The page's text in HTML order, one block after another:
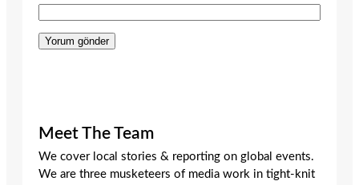
Meet The Team
We cover local stories & reporting on global events.
We are three musketeers of media work in tight-knit